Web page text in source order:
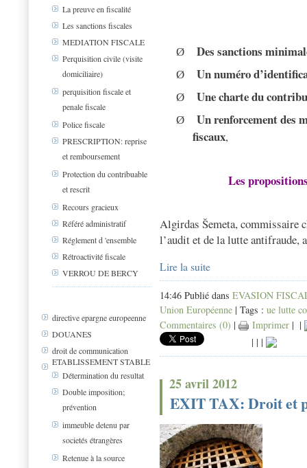
La preuve en fiscalité
Les sanctions fiscales
MEDIATION FISCALE
Perquisition civile (visite
domiciliaire)
perquisition fiscale et
penale fiscale
Police fiscale
PRESCRIPTION: reprise
et remboursement
Protection du contribuable
et rescrit
Recours gracieux
Référé administratif
Réglement d 'ensemble
Rétroactivité fiscale
VERROU DE BERCY
directive epargne europeenne
DOUANES
droit de communication
ETABLISSEMENT STABLE
Détermination du resultat
Double imposition;
prévention
immeuble detenu par
societés étrangères
Retenue à la source
Ø Des sanctions
Ø Un numéro
Ø Une charte du
Ø
Un renforcement des
fiscaux,
Les
Algirdas Šemeta, commissaire
l’audit et de la lutte antifraude,
Lire la suite
14:46 Publié dans EVASION
Union Européenne | Tags : ue lutte
Commentaires (0) | Imprimer | |
| | |
25 avril 2012
EXIT TAX: Droit et